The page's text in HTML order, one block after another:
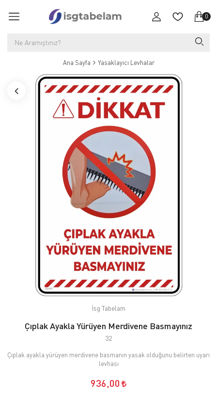
0
Ana Sayfa Yasaklayıcı Levhalar
İsg Tabelam
Çıplak Ayakla Yürüyen Merdivene Basmayınız
32
Çıplak ayakla yürüyen merdivene basmanın yasak olduğunu belirten uyarı
levhası
936,00